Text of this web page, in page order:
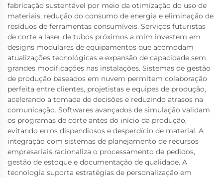
fabricação sustentável por meio da otimização do uso de
materiais, redução do consumo de energia e eliminação de
resíduos de ferramentas consumíveis. Serviços futuristas
de corte a laser de tubos próximos a mim investem em
designs modulares de equipamentos que acomodam
atualizações tecnológicas e expansão de capacidade sem
grandes modificações nas instalações. Sistemas de gestão
de produção baseados em nuvem permitem colaboração
perfeita entre clientes, projetistas e equipes de produção,
acelerando a tomada de decisões e reduzindo atrasos na
comunicação. Softwares avançados de simulação validam
os programas de corte antes do início da produção,
evitando erros dispendiosos e desperdício de material. A
integração com sistemas de planejamento de recursos
empresariais racionaliza o processamento de pedidos,
gestão de estoque e documentação de qualidade. A
tecnologia suporta estratégias de personalização em